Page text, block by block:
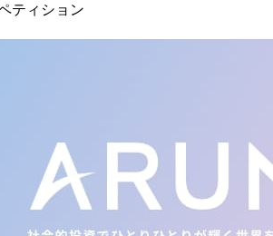
ティション